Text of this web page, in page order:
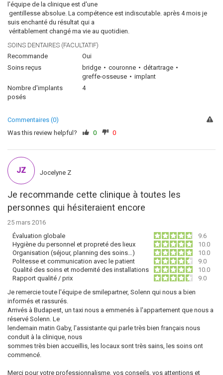
l'équipe de la clinique est d'une
gentillesse absolue. La compétence est indiscutable. après 4 mois je
suis enchanté du résultat qui a
véritablement changé ma vie au quotidien.
SOINS DENTAIRES (FACULTATIF)
Recommande
Oui
Soins reçus
bridge couronne
détartrage
greffe-osseuse
implant
Nombre d'implants
posés
4
Commentaires (0)
Was this review helpful?
0 0
Je recommande cette clinique à toutes les
personnes qui hésiteraient encore
25 mars 2016
Évaluation globale
9.6
Hygiène du personnel et propreté des lieux
10.0
Organisation (séjour, planning des soins…)
10.0
Politesse et communication avec le patient
9.0
Qualité des soins et modernité des installations
10.0
Rapport qualité / prix
9.0
Je remercie toute l'équipe de smilepartner, Solenn qui nous a bien
informés et rassurés.
Arrivés à Budapest, un taxi nous a emmenés à l'appartement que nous a
réservé Solenn. Le
lendemain matin Gaby, l'assistante qui parle très bien français nous
conduit à la clinique, nous
sommes très bien accueillis, les locaux sont très sains, les soins ont
commencé.
Merci pour votre professionnalisme, vos conseils, vos attentions et
JZ Jocelyne Z